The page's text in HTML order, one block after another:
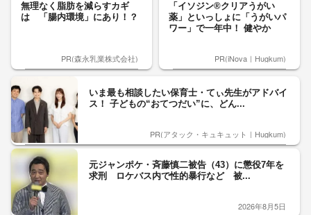
無理なく脂肪を減らすカギ
は 「腸内環境」にあり！？
PR(森永乳業株式会社)
「イソジン®クリアうがい
薬」といっしょに「うがいパ
ワー」で一年中！ 健やか
PR(iNova｜Hugkum)
いま最も相談したい保育士・てぃ先生がアドバイ
ス！ 子どもの“おてつだい”に、どん...
PR(アタック・キュキュット｜Hugkum)
元ジャンポケ・斉藤慎二被告（43）に懲役7年を
求刑 ロケバス内で性的暴行など 被...
2026年8月5日